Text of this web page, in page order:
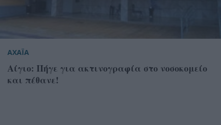
ΑΧΑΪΑ
Αίγιο: Πήγε για ακτινογραφία στο νοσοκομείο
και πέθανε!